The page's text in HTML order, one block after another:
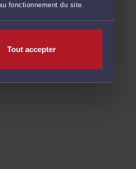
fonctionnement du site.
Tout accepter